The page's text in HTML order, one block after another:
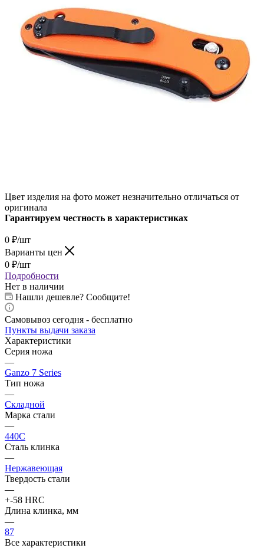
Цвет изделия на фото может незначительно отличаться от
оригинала
Гарантируем честность в характеристиках
0 ₽/шт
Варианты цен
0 ₽/шт
Подробности
Нет в наличии
Нашли дешевле? Сообщите!
Самовывоз сегодня - бесплатно
Пункты выдачи заказа
Характеристики
Серия ножа
—
Ganzo 7 Series
Тип ножа
—
Складной
Марка стали
—
440C
Сталь клинка
—
Нержавеющая
Твердость стали
—
+-58 HRC
Длина клинка, мм
—
87
Все характеристики